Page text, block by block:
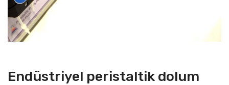
Endüstriyel peristaltik dolum